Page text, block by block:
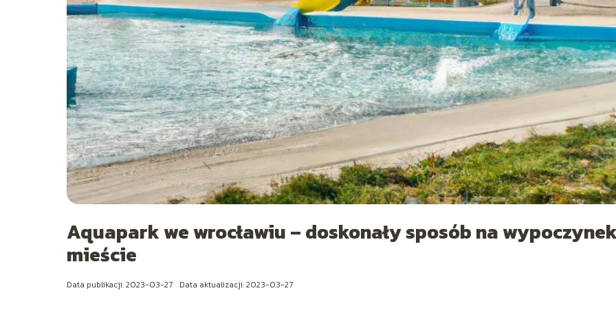
Aquapark we wrocławiu – doskonały sposób na
mieście
Data publikacji: 2023-03-27 Data aktualizacji: 2023-03-27